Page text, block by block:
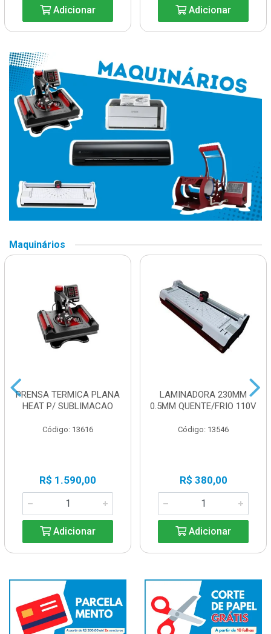
Adicionar Adicionar
Maquinários
PRENSA TERMICA PLANA
HEAT P/ SUBLIMACAO
Código: 13616
R$ 1.590,00
Adicionar
LAMINADORA 230MM
0.5MM QUENTE/FRIO 110V
Código: 13546
R$ 380,00
Adicionar